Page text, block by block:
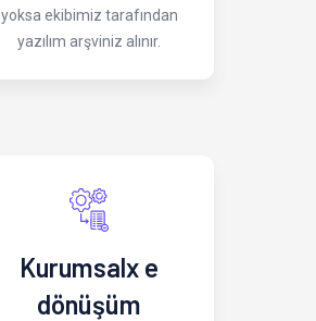
yoksa ekibimiz tarafından
yazılım arşviniz alınır.
Kurumsalx e
dönüşüm